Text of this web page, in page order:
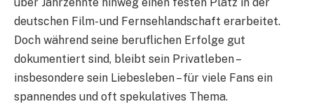
deutschen Film- und Fernsehlandschaft erarbeitet.
Doch während seine beruflichen Erfolge gut
dokumentiert sind, bleibt sein Privatleben –
insbesondere sein Liebesleben – für viele Fans ein
spannendes und oft spekulatives Thema.